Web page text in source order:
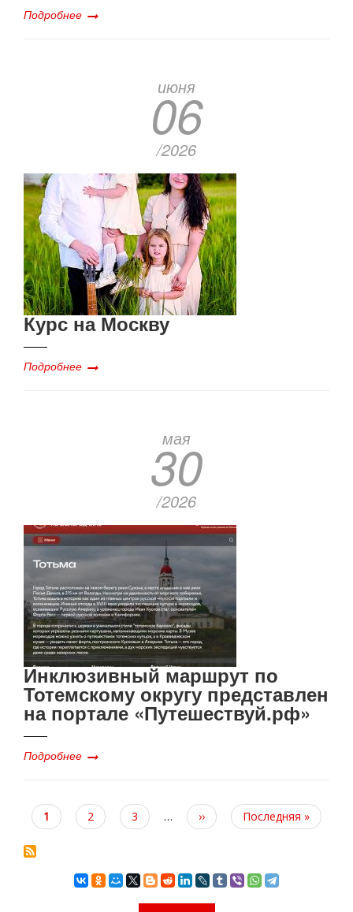
Подробнее
июня
06
/2026
Курс на Москву
Подробнее
мая
30
/2026
Инклюзивный маршрут по
Тотемскому округу представлен
на портале «Путешествуй.рф»
Подробнее
Текущая
страница
1 Page
2 Page
3 …
Следующая
страница
››
Последняя
страница
Последняя »